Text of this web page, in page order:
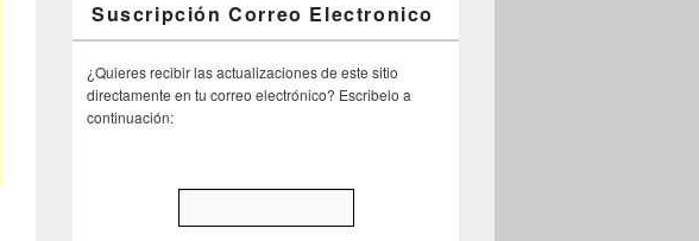
Suscripción Correo Electronico
¿Quieres recibir las actualizaciones de este sitio
directamente en tu correo electrónico? Escribelo a
continuación: